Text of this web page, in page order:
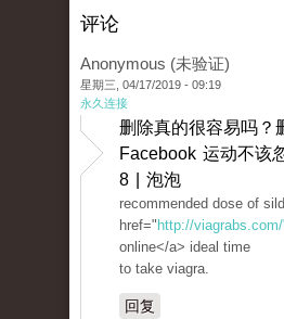
评论
Anonymous (未验证)
星期三, 04/17/2019 - 09:19
永久连接
删除真的很容易吗？
Facebook 运动不该
8 | 泡泡
recommended dose of
href=" http://
online</a> ideal time
to take viagra.
回复